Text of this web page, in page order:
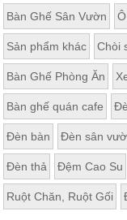
Bàn Ghế Sân Vườn
Sản phẩm khác Chòi
Bàn Ghế Phòng Ăn
Bàn ghế quán cafe
Đèn bàn Đèn sân
Đèn thả Đệm Cao Su
Ruột Chăn, Ruột Gối